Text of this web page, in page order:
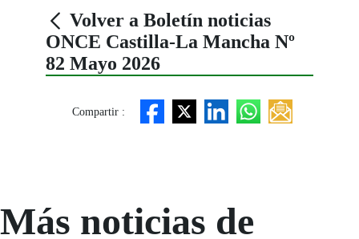
Volver a Boletín noticias
ONCE Castilla-La Mancha Nº
82 Mayo 2026
Compartir :
Más noticias de